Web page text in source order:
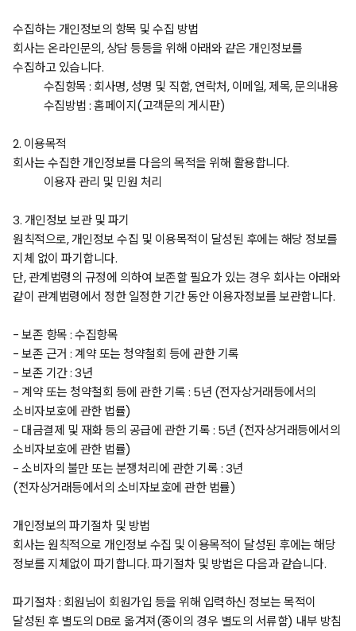
수집하는 개인정보의 항목 및 수집 방법
회사는 온라인문의,상담 등등을 위해 아래와 같은 개인정보를
수집하고 있습니다.
수집항목: 회사명,성명 및 직함,연락처,이메일,제목,문의내용
수집방법:홈페이지(고객문의 게시판)
2. 이용목적
회사는 수집한 개인정보를 다음의 목적을 위해 활용합니다.
이용자 관리 및 민원 처리
3.개인정보 보관 및 파기
원칙적으로,개인정보 수집 및 이용목적이 달성된 후에는 해당 정보를
지체 없이 파기합니다.
단,관계법령의 규정에 의하여 보존할 필요가 있는 경우 회사는 아래와
같이 관계법령에서 정한 일정한 기간 동안 이용자정보를 보관합니다.
-보존 항목:수집항목
-보존 근거 :계약 또는 청약철회 등에 관한 기록
-보존 기간: 3년
-계약 또는 청약철회 등에 관한 기록: 5년 (전자상거래등에서의
소비자보호에 관한 법률)
- 대금결제 및 재화 등의 공급에 관한 기록: 5년 (전자상거래등에서의
소비자보호에 관한 법률)
-소비자의 불만 또는 분쟁처리에 관한 기록: 3년
(전자상거래등에서의 소비자보호에 관한 법률)
개인정보의 파기절차 및 방법
회사는 원칙적으로 개인정보 수집 및 이용목적이 달성된 후에는 해당
정보를 지체없이 파기합니다.파기절차 및 방법은 다음과 같습니다.
파기절차: 회원님이 회원가입 등을 위해 입력하신 정보는 목적이
달성된 후 별도의 DB로 옮겨져(종이의 경우 별도의 서류함) 내부 방침